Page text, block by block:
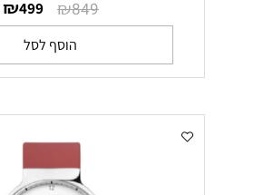
₪849
₪499
הוסף לסל